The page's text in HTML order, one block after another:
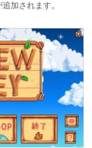
追加されます。